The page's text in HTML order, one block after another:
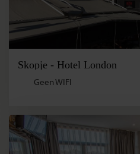
Skopje - Hotel London
Geen WIFI